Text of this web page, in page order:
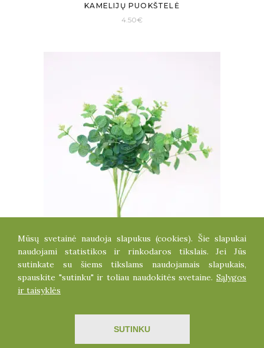
KAMELIJŲ PUOKŠTELĖ
4.50€
EUKALIPTO KRŪMAS
4.90
Visos teisės saugomos dirbtinegele.lt
Mūsų svetainė naudoja slapukus (cookies). Šie slapukai
naudojami statistikos ir rinkodaros tikslais. Jei Jūs
sutinkate su šiems tikslams naudojamais slapukais,
spauskite "sutinku" ir toliau naudokitės svetaine. Sąlygos
ir taisyklės
SUTINKU